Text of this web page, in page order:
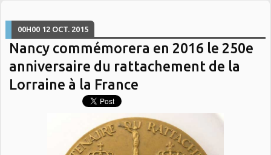
00H00 12 OCT. 2015
Nancy commémorera en 2016 le 250e
anniversaire du rattachement de la
Lorraine à la France